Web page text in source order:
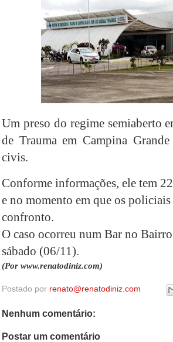
Um preso do regime semiaberto
de Trauma em Campina
civis.
Conforme informações, ele tem
e no momento em que os
confronto.
O caso ocorreu num Bar no
sábado (06/11).
(Por www.renatodiniz.com)
Postado por renato@renatodiniz.com
Nenhum comentário:
Postar um comentário